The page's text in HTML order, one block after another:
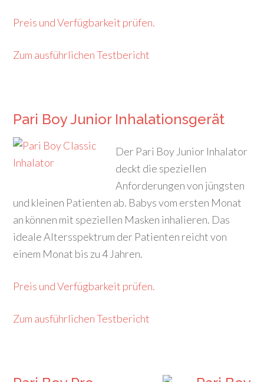
Preis und Verfügbarkeit prüfen.
Zum ausführlichen Testbericht
Pari Boy Junior Inhalationsgerät
Der Pari Boy Junior Inhalator
deckt die speziellen
Anforderungen von jüngsten
und kleinen Patienten ab. Babys vom ersten Monat
an können mit speziellen Masken inhalieren. Das
ideale Altersspektrum der Patienten reicht von
einem Monat bis zu 4 Jahren.
Preis und Verfügbarkeit prüfen.
Zum ausführlichen Testbericht